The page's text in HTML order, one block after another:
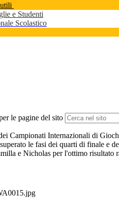
e Studenti
Scolastico
le pagine del sito
Campionati Internazionali di
le fasi dei quarti di finale e
e Nicholas per l'ottimo risultato